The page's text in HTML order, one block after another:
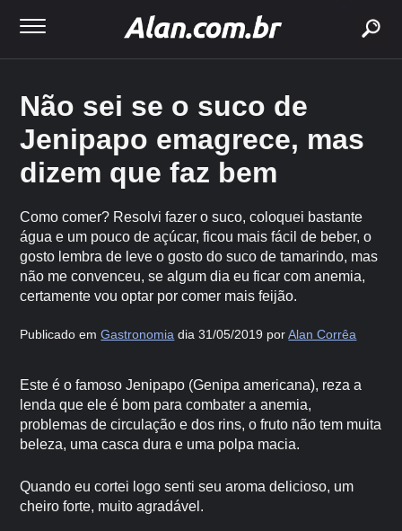
Não sei se o suco de
Jenipapo emagrece, mas
dizem que faz bem
Como comer? Resolvi fazer o suco, coloquei bastante
água e um pouco de açúcar, ficou mais fácil de beber, o
gosto lembra de leve o gosto do suco de tamarindo, mas
não me convenceu, se algum dia eu ficar com anemia,
certamente vou optar por comer mais feijão.
Publicado emGastronomia dia 31/05/2019 porAlan Corrêa
Este é o famoso Jenipapo (Genipa americana), reza a
lenda que ele é bom para combater a anemia,
problemas de circulação e dos rins, o fruto não tem muita
beleza, uma casca dura e uma polpa macia.
Quando eu cortei logo senti seu aroma delicioso, um
cheiro forte, muito agradável.